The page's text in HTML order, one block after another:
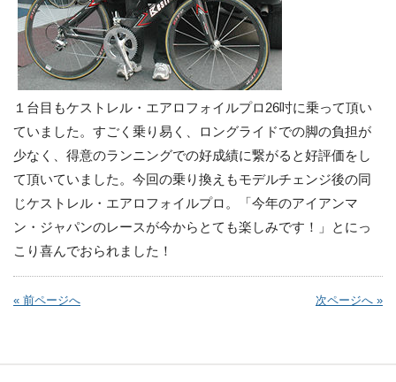
１台目もケストレル・エアロフォイルプロ26吋に乗って頂い
ていました。すごく乗り易く、ロングライドでの脚の負担が
少なく、得意のランニングでの好成績に繋がると好評価をし
て頂いていました。今回の乗り換えもモデルチェンジ後の同
じケストレル・エアロフォイルプロ。「今年のアイアンマ
ン・ジャパンのレースが今からとても楽しみです！」とにっ
こり喜んでおられました！
« 前ページへ 次ページへ »